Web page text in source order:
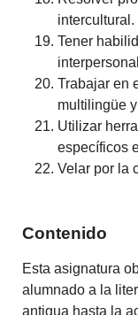
intercultural.
Tener
Trabajar en
multilingüe
Utilizar
específicos
Velar por la
Contenido
Esta asignatura
alumnado a la
antigua hasta la